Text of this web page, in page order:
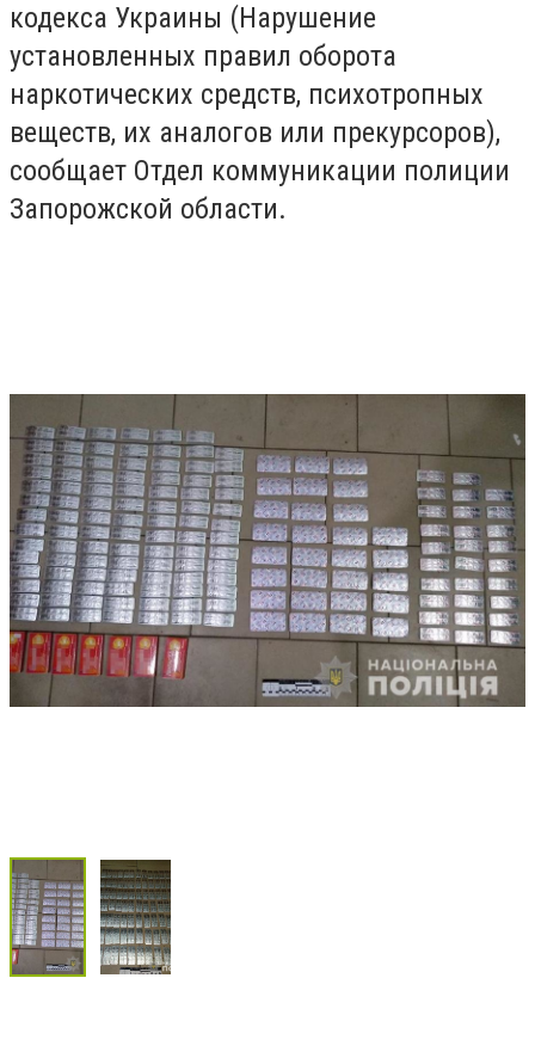
кодекса Украины (Нарушение
установленных правил оборота
наркотических средств, психотропных
веществ, их аналогов или прекурсоров),
сообщает Отдел коммуникации полиции
Запорожской области.